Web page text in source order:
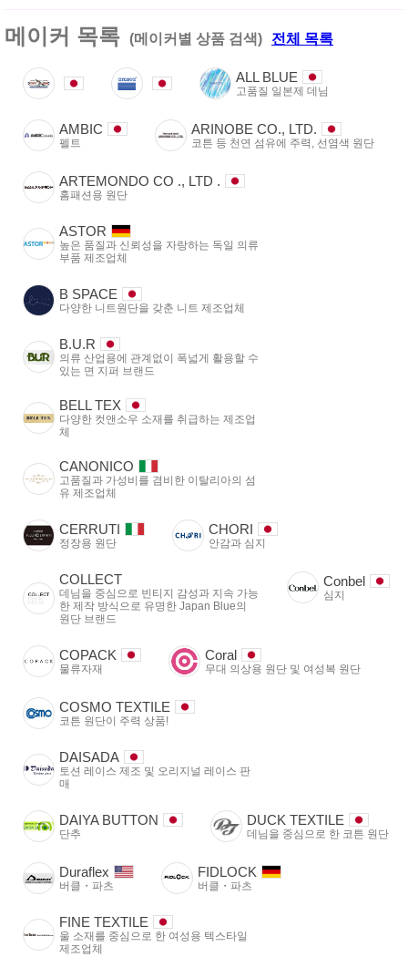
메이커 목록 (메이커별 상품 검색) 전체 목록
ALL BLUE
고품질 일본제 데님
AMBIC
펠트
ARINOBE CO., LTD.
코튼 등 천연 섬유에 주력, 선염색 원단
ARTEMONDO CO ., LTD .
홈패션용 원단
ASTOR
높은 품질과 신뢰성을 자랑하는 독일 의류
부품 제조업체
B SPACE
다양한 니트원단을 갖춘 니트 제조업체
B.U.R
의류 산업용에 관계없이 폭넓게 활용할 수
있는 면 지퍼 브랜드
BELL TEX
다양한 컷앤소우 소재를 취급하는 제조업
체
CANONICO
고품질과 가성비를 겸비한 이탈리아의 섬
유 제조업체
CERRUTI
정장용 원단
CHORI
안감과 심지
COLLECT
데님을 중심으로 빈티지 감성과 지속 가능
한 제작 방식으로 유명한 Japan Blue의
원단 브랜드
Conbel
심지
COPACK
물류자재
Coral
무대 의상용 원단 및 여성복 원단
COSMO TEXTILE
코튼 원단이 주력 상품!
DAISADA
토션 레이스 제조 및 오리지널 레이스 판
매
DAIYA BUTTON
단추
DUCK TEXTILE
데님을 중심으로 한 코튼 원단
Duraflex
버클・파츠
FIDLOCK
버클・파츠
FINE TEXTILE
울 소재를 중심으로 한 여성용 텍스타일
제조업체